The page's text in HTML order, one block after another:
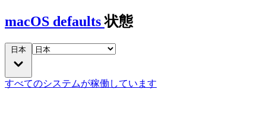
macOS defaults状態
日本
すべてのシステムが稼働しています